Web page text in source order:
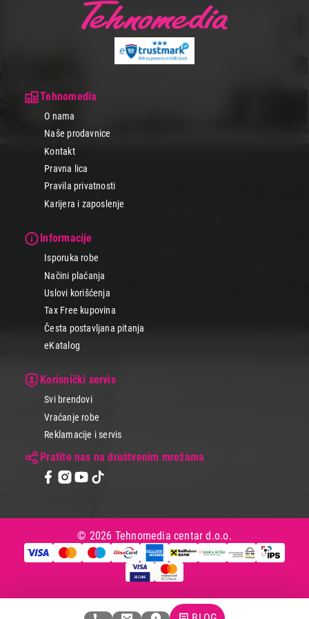
Tehnomedia
O nama
Naše prodavnice
Kontakt
Pravna lica
Pravila privatnosti
Karijera i zaposlenje
Informacije
Isporuka robe
Načini plaćanja
Uslovi korišćenja
Tax Free kupovina
Česta postavljana pitanja
eKatalog
Korisnički servis
Svi brendovi
Vraćanje robe
Reklamacije i servis
Pratite nas na društvenim mrežama
© 2026 Tehnomedia centar d.o.o.